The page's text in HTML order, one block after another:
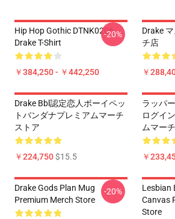
Hip Hop Gothic DTNK0206
Drake T-Shirt
￥384,250 - ￥442,250
-20%
Drake
チ店
￥
Drake Bbl認定恋人ボーイペッ
トバンダナプレミアムマーチ
ストア
￥224,750$15.5
ラッパ
ログイ
ムマー
￥
Drake Gods Plan Mug
Premium Merch Store
-20%
Lesbian
Canvas
Store